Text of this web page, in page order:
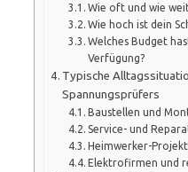
Wie oft und wie
Wie hoch ist dein
Welches Budget
Verfügung?
Typische
Spannungsprüfers
Baustellen und
Service- und
Heimwerker-
Elektrofirmen und